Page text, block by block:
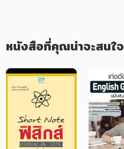
หนังสือที่คุณน่าจะสนใจ